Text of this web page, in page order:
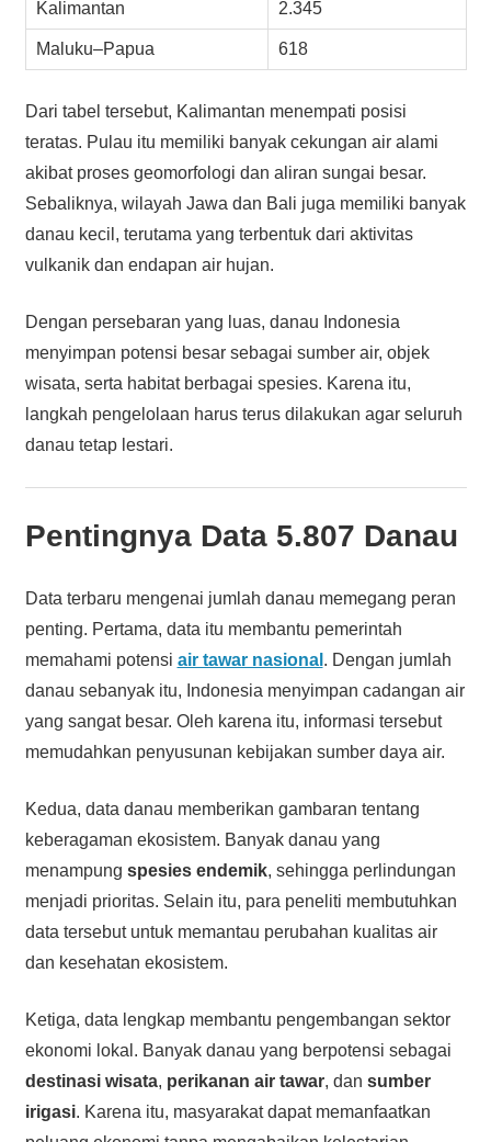
Kalimantan 2.345
Maluku–Papua 618
Dari tabel tersebut, Kalimantan menempati posisi
teratas. Pulau itu memiliki banyak cekungan air alami
akibat proses geomorfologi dan aliran sungai besar.
Sebaliknya, wilayah Jawa dan Bali juga memiliki banyak
danau kecil, terutama yang terbentuk dari aktivitas
vulkanik dan endapan air hujan.
Dengan persebaran yang luas, danau Indonesia
menyimpan potensi besar sebagai sumber air, objek
wisata, serta habitat berbagai spesies. Karena itu,
langkah pengelolaan harus terus dilakukan agar seluruh
danau tetap lestari.
Pentingnya Data 5.807 Danau
Data terbaru mengenai jumlah danau memegang peran
penting. Pertama, data itu membantu pemerintah
memahami potensi air tawar nasional . Dengan jumlah
danau sebanyak itu, Indonesia menyimpan cadangan air
yang sangat besar. Oleh karena itu, informasi tersebut
memudahkan penyusunan kebijakan sumber daya air.
Kedua, data danau memberikan gambaran tentang
keberagaman ekosistem. Banyak danau yang
menampung spesies endemik, sehingga perlindungan
menjadi prioritas. Selain itu, para peneliti membutuhkan
data tersebut untuk memantau perubahan kualitas air
dan kesehatan ekosistem.
Ketiga, data lengkap membantu pengembangan sektor
ekonomi lokal. Banyak danau yang berpotensi sebagai
destinasi wisata, perikanan air tawar, dan sumber
irigasi. Karena itu, masyarakat dapat memanfaatkan